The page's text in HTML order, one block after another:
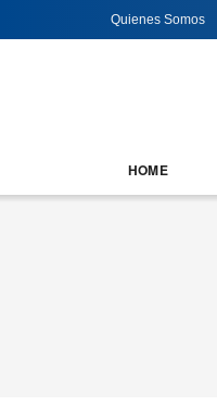
Quienes Somos
HOME